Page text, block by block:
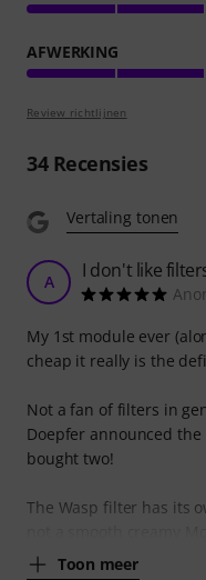
AFWERKING
Review richtlijnen
34Recensies
Vertaling tonen
A I don't like
My 1st module ever
cheap it really is the
Not a fan of filters in
Doepfer announced the
bought two!
The Wasp filter has its
Toon meer